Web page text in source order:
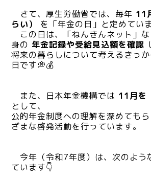
さて、厚生労働省では、毎年 11
らい）
を「年金の日」と定めていま
この日は、「ねんきんネット」
身の 年金記録や受給見込額を確認
将来の暮らしについて考えるきっ
日です💭💰
また、日本年金機構では 11月を
として、
公的年金制度への理解を深めても
ざまな啓発活動を行っています。
今年（令和7年度）は、次のよう
ています👇